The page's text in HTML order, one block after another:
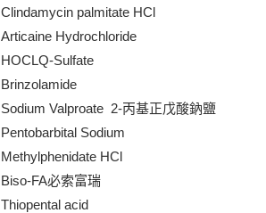
Clindamycin palmitate HCl
Articaine Hydrochloride
HOCLQ-Sulfate
Brinzolamide
Sodium Valproate 2-丙基正戊酸鈉鹽
Pentobarbital Sodium
Methylphenidate HCl
Biso-FA必索富瑞
Thiopental acid